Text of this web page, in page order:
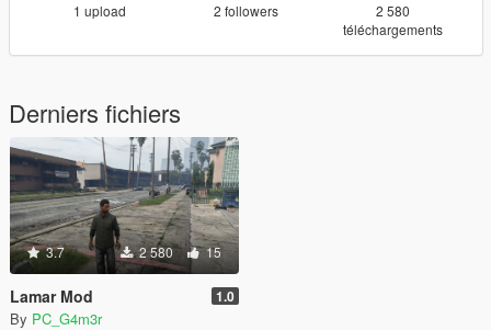
1 upload 2 followers
2 580
téléchargements
Derniers fichiers
3.7 2 580 15
Lamar Mod 1.0
By PC_G4m3r